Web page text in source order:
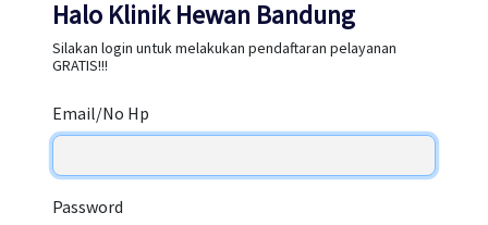
Halo Klinik Hewan Bandung
Silakan login untuk melakukan pendaftaran pelayanan
GRATIS!!!
Email/No Hp
Password